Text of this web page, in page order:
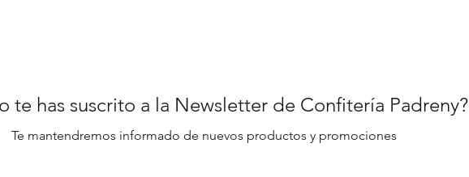
te has suscrito a la Newsletter de Confitería Padreny?
Te mantendremos informado de nuevos productos y promociones